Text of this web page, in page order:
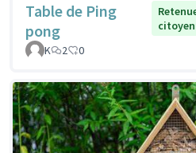
Table de Ping
pong
K
2 0